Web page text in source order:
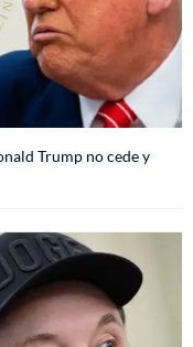
Trump no cede y